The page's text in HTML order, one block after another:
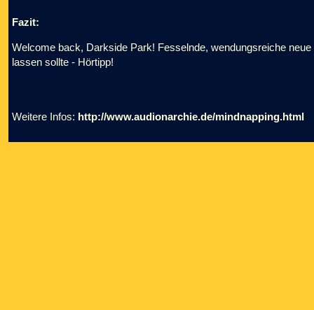
Fazit:
Welcome back, Darkside Park! Fesselnde, wendungsreiche
lassen sollte - Hörtipp!
Weitere Infos: http://www.audionarchie.de/mindnapping.html